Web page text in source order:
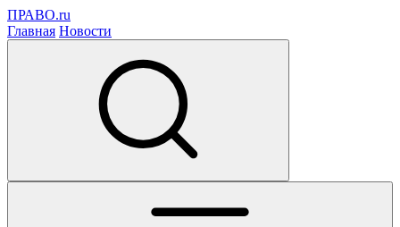
ПРАВО.ru
Главная Новости